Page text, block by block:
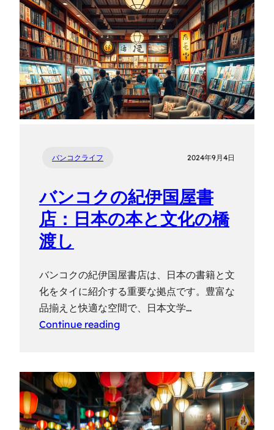
バンコクライフ 2024年9月4日
バンコクの紀伊国屋書
店：日本の本と文化の橋
渡し
バンコクの紀伊国屋書店は、日本の書籍と文
化をタイに紹介する重要な拠点です。豊富な
品揃えと快適な空間で、日本文学…
Continue reading